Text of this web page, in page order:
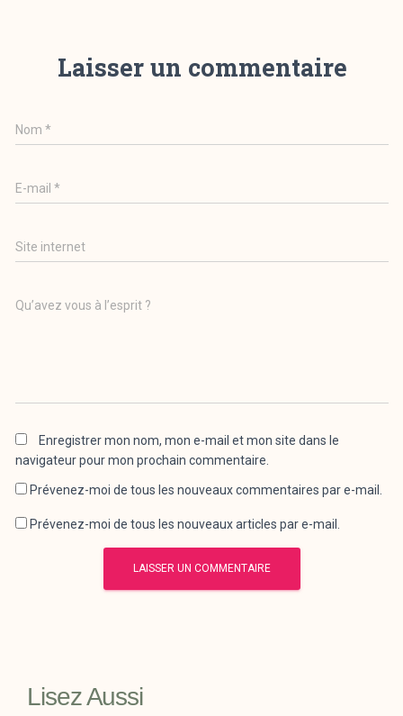
Laisser un commentaire
Nom*
E-mail*
Site internet
Qu’avez vous à l’esprit ?
Enregistrer mon nom, mon e-mail et mon site dans le
navigateur pour mon prochain commentaire.
Prévenez-moi de tous les nouveaux commentaires par e-mail.
Prévenez-moi de tous les nouveaux articles par e-mail.
Lisez Aussi